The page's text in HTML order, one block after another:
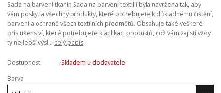
Sada na barvení tkanin Sada na barvení textilií byla navržena tak, aby
vám poskytla všechny produkty, které potřebujete k důkladnému čištění,
barvení a ochraně všech textilních předmětů. Obsahuje také veškeré
příslušenství, které potřebujete k aplikaci produktů, což vám zajistí vždy
ty nejlepší výsl... celý popis
Dostupnost
Skladem u dodavatele
Barva